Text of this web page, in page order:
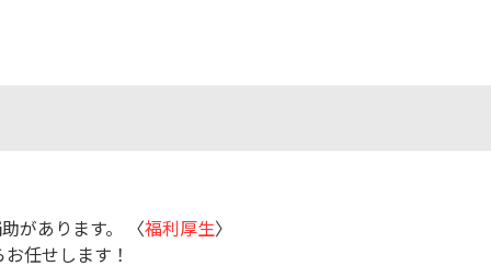
があります。 〈福利厚生〉
任せします！